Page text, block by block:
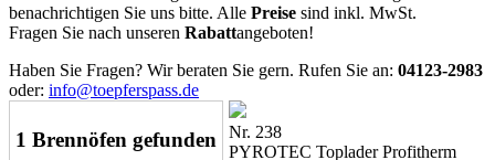
benachrichtigen Sie uns bitte. Alle Preise sind inkl. MwSt.
Fragen Sie nach unseren Rabattangeboten!
Haben Sie Fragen? Wir beraten Sie gern. Rufen Sie an: 04123-2983
oder: info@toepferspass.de
1 Brennöfen gefunden
Nr. 238
PYROTEC Toplader Profitherm